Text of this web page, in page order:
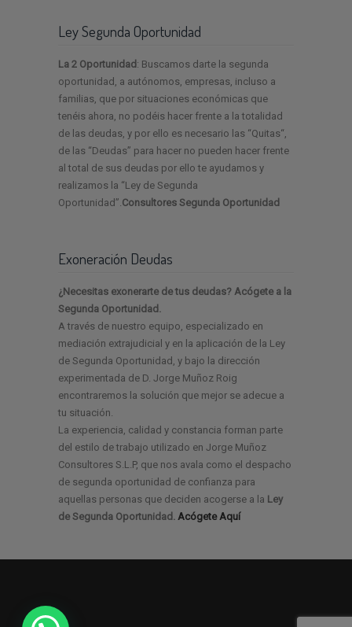
Ley Segunda Oportunidad
La 2 Oportunidad : Buscamos darte la segunda
oportunidad, a autónomos, empresas, incluso a
familias, que por situaciones económicas que
tenéis ahora, no podéis hacer frente a la totalidad
de las deudas, y por ello es necesario las “Quitas“,
de las “Deudas” para hacer no pueden hacer frente
al total de sus deudas por ello te ayudamos y
realizamos la “Ley de Segunda
Oportunidad”. Consultores Segunda Oportunidad
Exoneración Deudas
¿Necesitas exonerarte de tus deudas? Acógete a la
Segunda Oportunidad.
A través de nuestro equipo, especializado en
mediación extrajudicial y en la aplicación de la Ley
de Segunda Oportunidad, y bajo la dirección
experimentada de D. Jorge Muñoz Roig
encontraremos la solución que mejor se adecue a
tu situación.
La experiencia, calidad y constancia forman parte
del estilo de trabajo utilizado en Jorge Muñoz
Consultores S.L.P, que nos avala como el despacho
de segunda oportunidad de confianza para
aquellas personas que deciden acogerse a la Ley
de Segunda Oportunidad. Acógete Aquí